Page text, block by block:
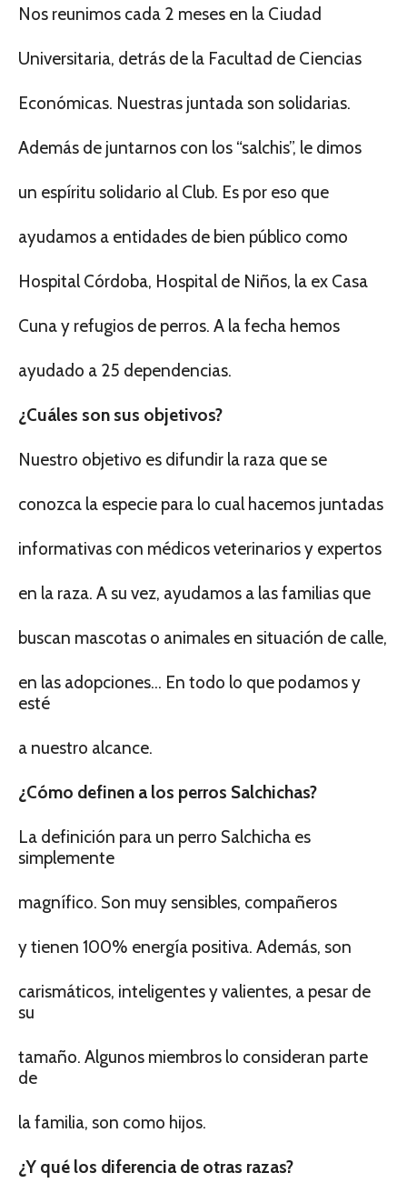
Nos reunimos cada 2 meses en la Ciudad
Universitaria, detrás de la Facultad de Ciencias
Económicas. Nuestras juntada son solidarias.
Además de juntarnos con los “salchis”, le dimos
un espíritu solidario al Club. Es por eso que
ayudamos a entidades de bien público como
Hospital Córdoba, Hospital de Niños, la ex Casa
Cuna y refugios de perros. A la fecha hemos
ayudado a 25 dependencias.
¿Cuáles son sus objetivos?
Nuestro objetivo es difundir la raza que se
conozca la especie para lo cual hacemos juntadas
informativas con médicos veterinarios y expertos
en la raza. A su vez, ayudamos a las familias que
buscan mascotas o animales en situación de calle,
en las adopciones… En todo lo que podamos y
esté
a nuestro alcance.
¿Cómo definen a los perros Salchichas?
La definición para un perro Salchicha es
simplemente
magnífico. Son muy sensibles, compañeros
y tienen 100% energía positiva. Además, son
carismáticos, inteligentes y valientes, a pesar de
su
tamaño. Algunos miembros lo consideran parte
de
la familia, son como hijos.
¿Y qué los diferencia de otras razas?